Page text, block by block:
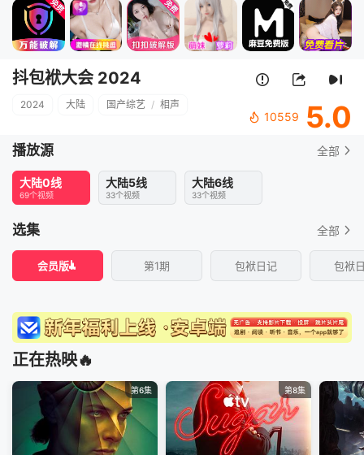
抖包袱大会 2024
2024 大陆 国产综艺 / 相声
10559 5.0
播放源 全部
大陆0线
69个视频
大陆5线
33个视频
大陆6线
33个视频
选集 全部
会员版 第1期 包袱日记 包袱
正在热映🔥
第6集 第8集